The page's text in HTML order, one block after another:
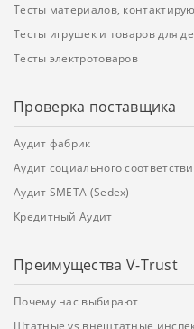
Тесты материалов,
Тесты игрушек и товаров для
Тесты электротоваров
Проверка поставщика
Аудит фабрик
Аудит социального
Аудит SMETA (Sedex)
Кредитный Аудит
Преимущества V-Trust
Почему нас выбирают
Штатные vs внештатные